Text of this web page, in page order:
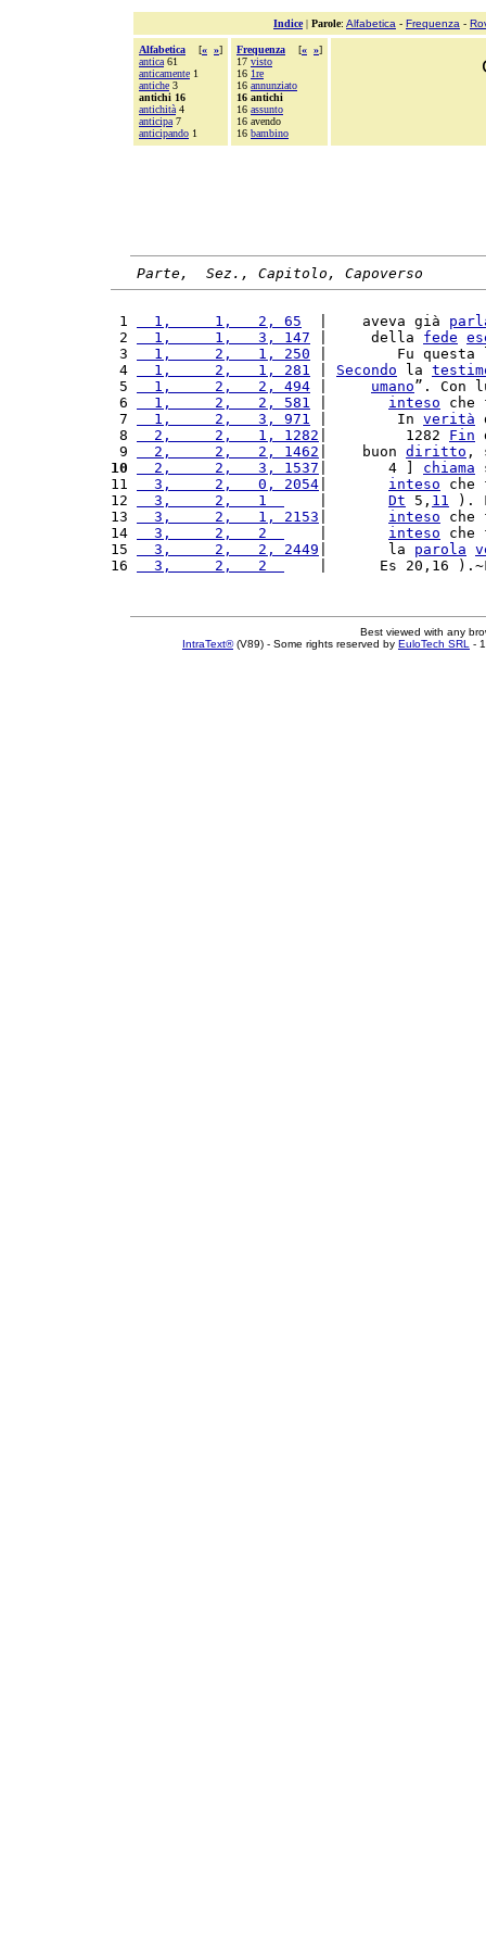
Indice| Parole: Alfabetica - Frequenza -
Alfabetica [« »]
antica 61
anticamente 1
antiche 3
antichi 16
antichità 4
anticipa 7
anticipando 1
Frequenza [« »]
17 visto
16 1re
16 annunziato
16 antichi
16 assunto
16 avendo
16 bambino
Parte,  Sez., Capitolo, Capoverso
1
  1,     1,   2, 65
  |    aveva già
2
  1,     1,   3, 147
|     della fede
3
  1,     2,   1, 250
|        Fu
4
  1,     2,   1, 281
Secondo la
5
  1,     2,   2, 494
umano”. Con
6
  1,     2,   2, 581
inteso
7
  1,     2,   3, 971
|        In verità
8
  2,     2,   1, 1282
|         1282 Fin
9
  2,     2,   2, 1462
|    buon diritto ,
10
  2,     2,   3, 1537
|       4 ] chiama
11
  3,     2,   0, 2054
inteso
12
  3,     2,   1
Dt 5, 11 ).
13
  3,     2,   1, 2153
inteso
14
  3,     2,   2
inteso
15
  3,     2,   2, 2449
|       la parola
16
  3,     2,   2
|      Es 20,16
Best viewed with any
IntraText®(V89) - Some rights reserved by EuloTech SRL -